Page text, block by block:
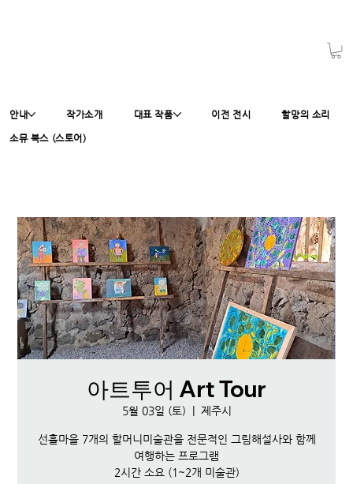
안내 작가소개 대표 작품 이전 전시 할망의 소리
소뮤 북스 (스토어)
아트투어 Art Tour
5월 03일 (토) 제주시
선흘마을 7개의 할머니미술관을 전문적인 그림해설사와 함께
여행하는 프로그램
2시간 소요 (1~2개 미술관)